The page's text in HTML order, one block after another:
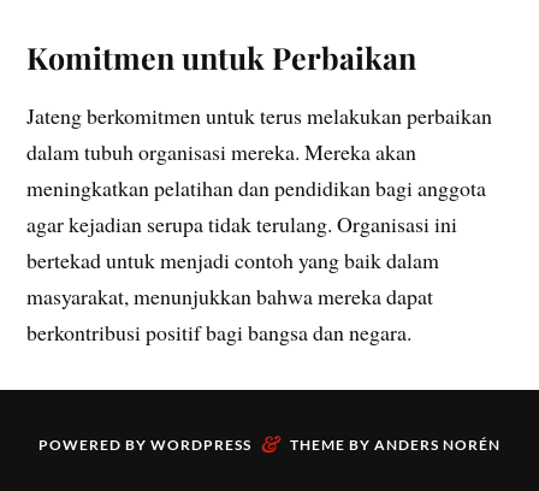
Komitmen untuk Perbaikan
Jateng berkomitmen untuk terus melakukan perbaikan
dalam tubuh organisasi mereka. Mereka akan
meningkatkan pelatihan dan pendidikan bagi anggota
agar kejadian serupa tidak terulang. Organisasi ini
bertekad untuk menjadi contoh yang baik dalam
masyarakat, menunjukkan bahwa mereka dapat
berkontribusi positif bagi bangsa dan negara.
POWERED BY WORDPRESS & THEME BY ANDERS NORÉN